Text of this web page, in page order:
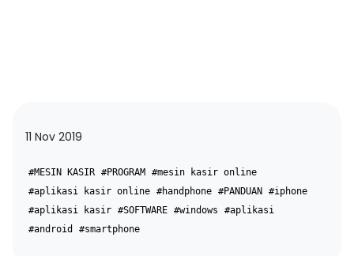
11 Nov 2019
#MESIN KASIR #PROGRAM #mesin kasir online
#aplikasi kasir online #handphone #PANDUAN #iphone
#aplikasi kasir #SOFTWARE #windows
#aplikasi
#android
#smartphone